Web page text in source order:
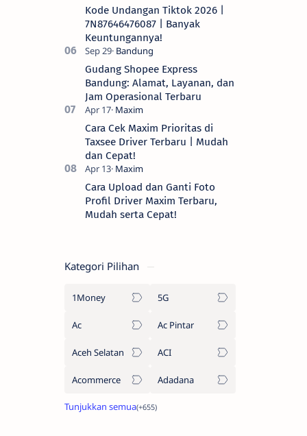
Kode Undangan Tiktok 2026 |
7N87646476087 | Banyak
Keuntungannya!
Gudang Shopee Express
Bandung: Alamat, Layanan, dan
Jam Operasional Terbaru
Cara Cek Maxim Prioritas di
Taxsee Driver Terbaru | Mudah
dan Cepat!
Cara Upload dan Ganti Foto
Profil Driver Maxim Terbaru,
Mudah serta Cepat!
Kategori Pilihan
1Money 5G
Ac Ac Pintar
Aceh Selatan ACI
Acommerce Adadana